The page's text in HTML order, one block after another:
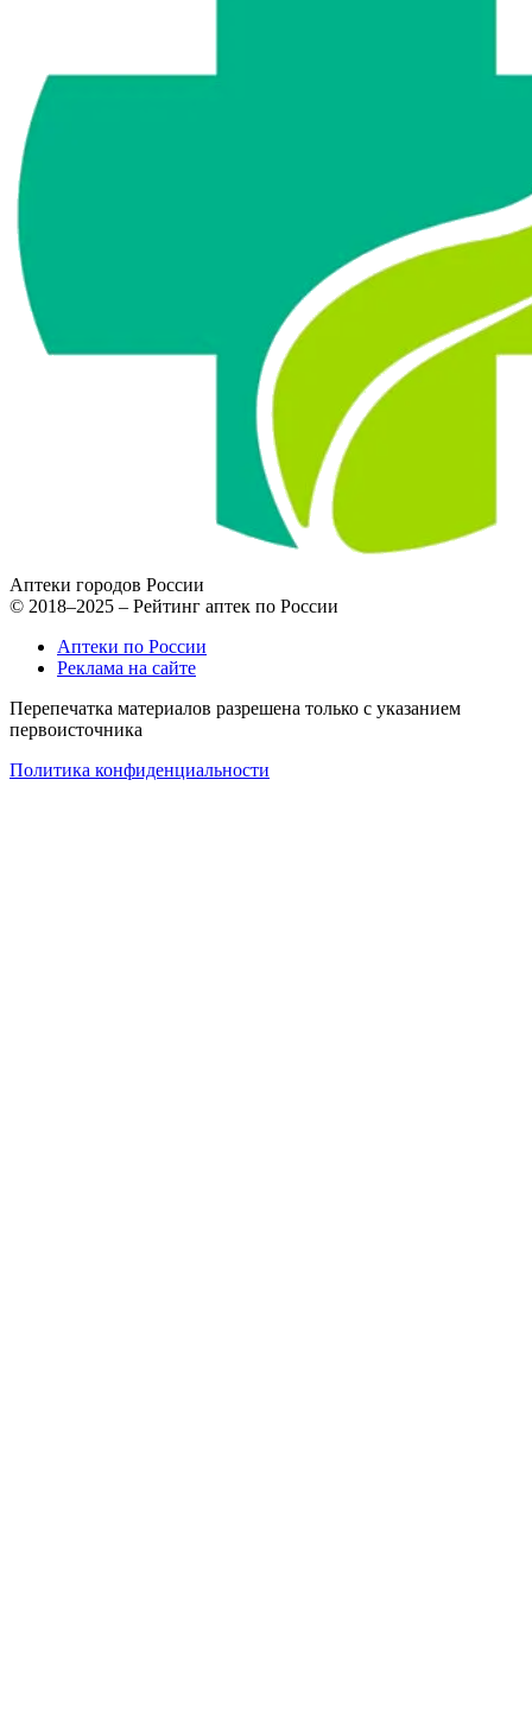
Аптеки городов России
© 2018–2025 – Рейтинг аптек по России
Аптеки по России
Реклама на сайте
Перепечатка материалов разрешена только с указанием
первоисточника
Политика конфиденциальности